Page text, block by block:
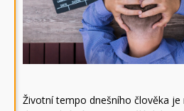
Životní tempo dnešního člověka je